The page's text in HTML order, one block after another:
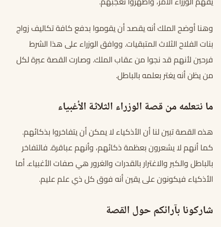
وهنا أوضح الملك أنه يقصد أن يقوموا بدفع كافة تكاليف زواج
بنات الفلاح الثلاث المتبقيات. ووافق الوزراء على هذا الشرط
فرحين لأنهم قد نجوا من عقاب الملك. وصارت القصة عبرة لكل
من يظن أنه يغتر بعلمه بالباطل.
ما نتعلمه من قصة الوزراء الثلاثة الأغبياء
هذه القصة تبين لنا أن الأذكياء لا يمكن أن يتفاخروا بذكائهم.
كما أنهم لا يشعرون بعظمة ذكائهم، وأنهم عباقرة. فالتفاخر
بالباطل والكبر والاغترار بالقدرات والغرور هي صفات الأغبياء. أما
الأذكياء فيكونون على يقين أنه فوق كل ذي علم عليم.
شاركونا بآرائكم حول القصة